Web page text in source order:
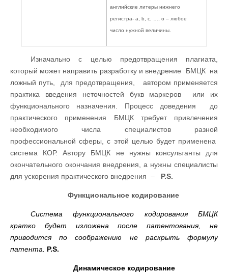
английские литеры нижнего
регистра- a, b, c, …, o – любое
число нужной величины.
Изначально с целью предотвращения плагиата,
который может направить разработку и внедрение БМЦК на
ложный путь, для предотвращения, автором применяется
практика введения неточностей букв маркеров или их
функционального назначения. Процесс доведения до
практического применения БМЦК требует привлечения
необходимого числа специалистов разной
профессиональной сферы, с этой целью будет применена
система КОР. Автору БМЦК не нужны консультанты для
окончательного окончания внедрения, а нужны специалисты
для ускорения практического внедрения – P.S.
Функциональное кодирование
Система функционального кодирования БМЦК
кратко будет изложена после патентования, не
приводится по соображению не раскрыть формулу
патента. P.S.
Динамическое кодирование